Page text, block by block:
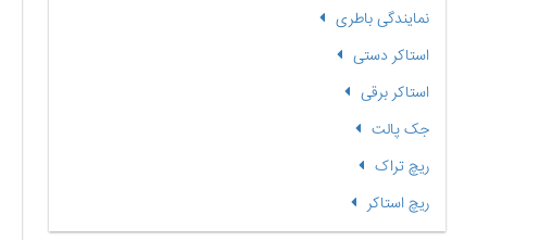
نمایندگی باطری
استاکر دستی
استاکر برقی
جک پالت
ریچ تراک
ریچ استاکر